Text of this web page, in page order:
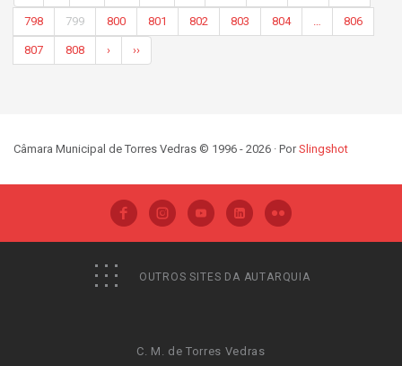
798 799 800 801 802 803 804 806
807 808 › ››
Câmara Municipal de Torres Vedras © 1996 - 2026 · PorSlingshot
OUTROS SITES DA AUTARQUIA
C. M. de Torres Vedras